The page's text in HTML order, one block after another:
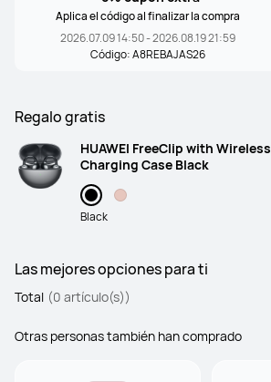
Aplica el código al finalizar la compra
2026.07.09 14:50 - 2026.08.19 21:59
Código: A8REBAJAS26
Regalo gratis
HUAWEI FreeClip with Wireless
Charging Case Black
Black
Las mejores opciones para ti
Total (0 artículo(s))
Otras personas también han comprado